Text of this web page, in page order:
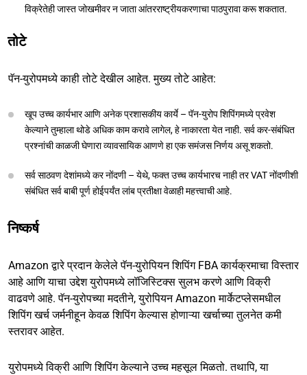
विक्रेतेही जास्त जोखमीवर न जाता आंतरराष्ट्रीयकरणाचा पाठपुरावा करू शकतात.
तोटे
पॅन-युरोपमध्ये काही तोटे देखील आहेत. मुख्य तोटे आहेत:
खूप उच्च कार्यभार आणि अनेक प्रशासकीय कार्ये – पॅन-युरोप शिपिंगमध्ये प्रवेश
केल्याने तुम्हाला थोडे अधिक काम करावे लागेल, हे नाकारता येत नाही. सर्व कर-संबंधित
प्रश्नांची काळजी घेणारा व्यावसायिक आणणे हा एक समंजस निर्णय असू शकतो.
सर्व साठवण देशांमध्ये कर नोंदणी – येथे, फक्त उच्च कार्यभारच नाही तर VAT नोंदणीशी
संबंधित सर्व बाबी पूर्ण होईपर्यंत लांब प्रतीक्षा वेळाही महत्त्वाची आहे.
निष्कर्ष
Amazon द्वारे प्रदान केलेले पॅन-युरोपियन शिपिंग FBA कार्यक्रमाचा विस्तार
आहे आणि याचा उद्देश युरोपमध्ये लॉजिस्टिक्स सुलभ करणे आणि विक्री
वाढवणे आहे. पॅन-युरोपच्या मदतीने, युरोपियन Amazon मार्केटप्लेसमधील
शिपिंग खर्च जर्मनीहून केवळ शिपिंग केल्यास होणाऱ्या खर्चाच्या तुलनेत कमी
स्तरावर आहेत.
युरोपमध्ये विक्री आणि शिपिंग केल्याने उच्च महसूल मिळतो. तथापि, या